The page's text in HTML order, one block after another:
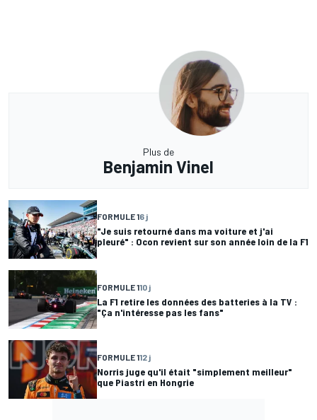
Plus de
Benjamin Vinel
FORMULE 16 j
"Je suis retourné dans ma voiture et j'ai
pleuré" : Ocon revient sur son année loin de la F1
FORMULE 110 j
La F1 retire les données des batteries à la TV :
"Ça n'intéresse pas les fans"
FORMULE 112 j
Norris juge qu'il était "simplement meilleur"
que Piastri en Hongrie